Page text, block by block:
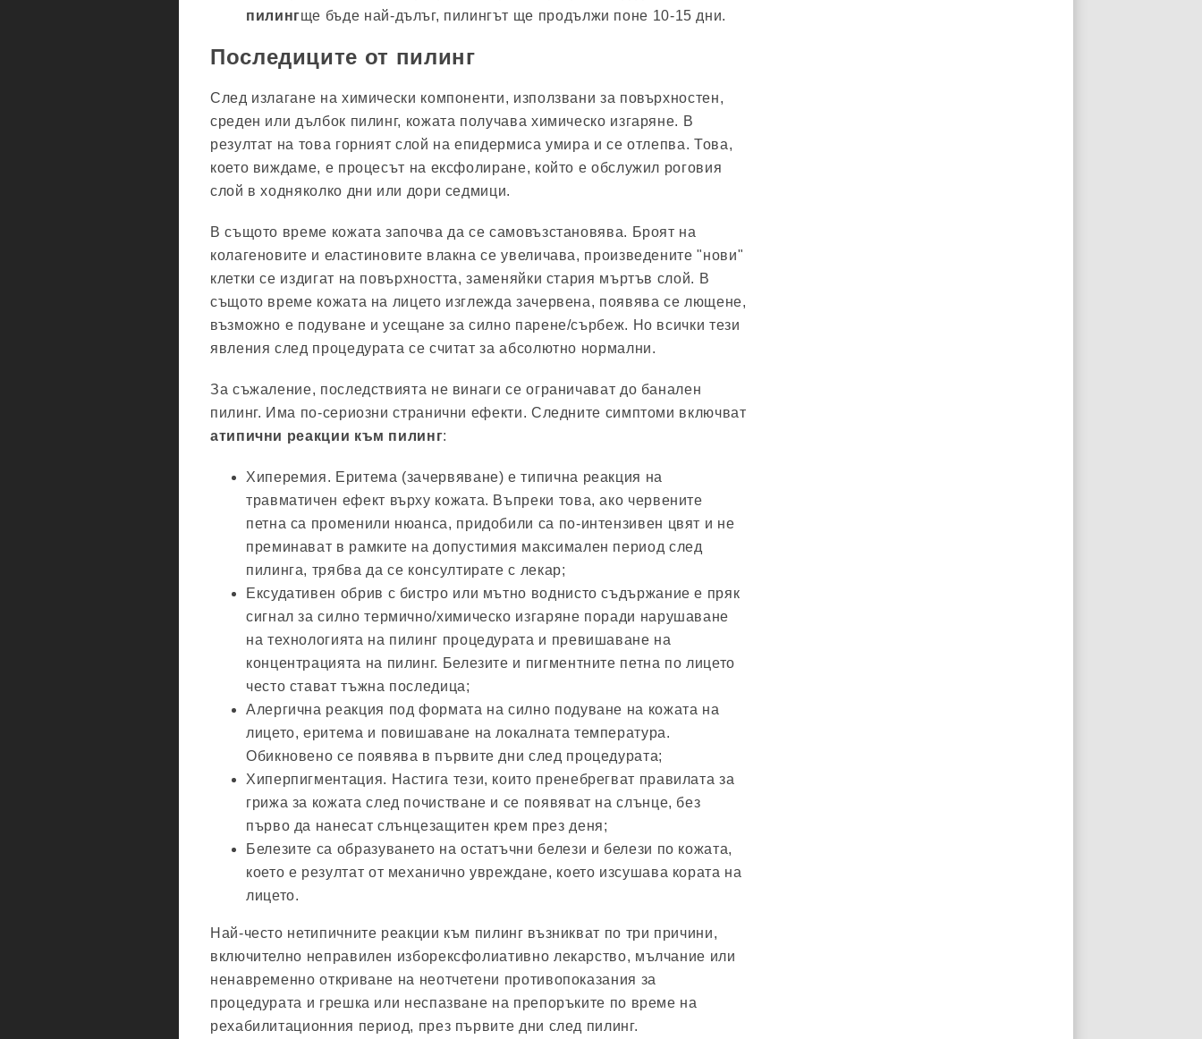
пилингще бъде най-дълъг, пилингът ще продължи поне 10-15 дни.
Последиците от пилинг
След излагане на химически компоненти, използвани за повърхностен,
среден или дълбок пилинг, кожата получава химическо изгаряне. В
резултат на това горният слой на епидермиса умира и се отлепва. Това,
което виждаме, е процесът на ексфолиране, който е обслужил роговия
слой в ходняколко дни или дори седмици.
В същото време кожата започва да се самовъзстановява. Броят на
колагеновите и еластиновите влакна се увеличава, произведените "нови"
клетки се издигат на повърхността, заменяйки стария мъртъв слой. В
същото време кожата на лицето изглежда зачервена, появява се лющене,
възможно е подуване и усещане за силно парене/сърбеж. Но всички тези
явления след процедурата се считат за абсолютно нормални.
За съжаление, последствията не винаги се ограничават до банален
пилинг. Има по-сериозни странични ефекти. Следните симптоми включват
атипични реакции към пилинг:
Хиперемия. Еритема (зачервяване) е типична реакция на
травматичен ефект върху кожата. Въпреки това, ако червените
петна са променили нюанса, придобили са по-интензивен цвят и не
преминават в рамките на допустимия максимален период след
пилинга, трябва да се консултирате с лекар;
Ексудативен обрив с бистро или мътно воднисто съдържание е пряк
сигнал за силно термично/химическо изгаряне поради нарушаване
на технологията на пилинг процедурата и превишаване на
концентрацията на пилинг. Белезите и пигментните петна по лицето
често стават тъжна последица;
Алергична реакция под формата на силно подуване на кожата на
лицето, еритема и повишаване на локалната температура.
Обикновено се появява в първите дни след процедурата;
Хиперпигментация. Настига тези, които пренебрегват правилата за
грижа за кожата след почистване и се появяват на слънце, без
първо да нанесат слънцезащитен крем през деня;
Белезите са образуването на остатъчни белези и белези по кожата,
което е резултат от механично увреждане, което изсушава кората на
лицето.
Най-често нетипичните реакции към пилинг възникват по три причини,
включително неправилен изборексфолиативно лекарство, мълчание или
ненавременно откриване на неотчетени противопоказания за
процедурата и грешка или неспазване на препоръките по време на
рехабилитационния период, през първите дни след пилинг.